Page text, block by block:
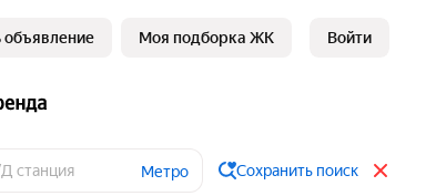
объявление Моя подборка ЖК Войти
Метро Сохранить поиск